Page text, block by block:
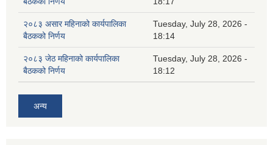
२०८३ असार महिनाको कार्यपालिका
बैठकको निर्णय
Tuesday, July 28, 2026 -
18:14
२०८३ जेठ महिनाको कार्यपालिका
बैठकको निर्णय
Tuesday, July 28, 2026 -
18:12
अन्य